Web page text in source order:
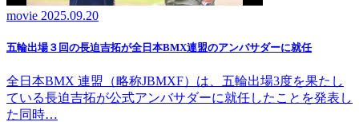
movie 2025.09.20
五輪出場３回の長迫吉拓が全日本BMX連盟のアンバサダーに就任
全日本BMX 連盟（略称JBMXF）は、五輪出場3度を果たし
ている長迫吉拓が公式アンバサダーに就任したことを発表し
た同時…